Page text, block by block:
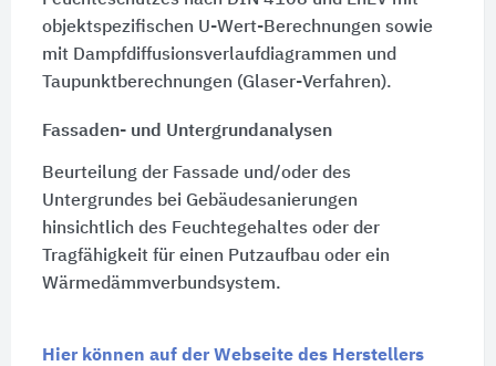
objektspezifischen U-Wert-Berechnungen sowie
mit Dampfdiffusionsverlaufdiagrammen und
Taupunktberechnungen (Glaser-Verfahren).
Fassaden- und Untergrundanalysen
Beurteilung der Fassade und/oder des
Untergrundes bei Gebäudesanierungen
hinsichtlich des Feuchtegehaltes oder der
Tragfähigkeit für einen Putzaufbau oder ein
Wärmedämmverbundsystem.
Hier können auf der Webseite des Herstellers